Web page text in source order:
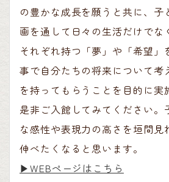
の豊かな成長を願うと共に、子
画を通して日々の生活だけでな
それぞれ持つ「夢」や「希望」
事で自分たちの将来について考
を持ってもらうことを目的に実
是非ご入館してみてください。
な感性や表現力の高さを垣間見
伸べたくなると思います。
▶︎WEBページはこちら